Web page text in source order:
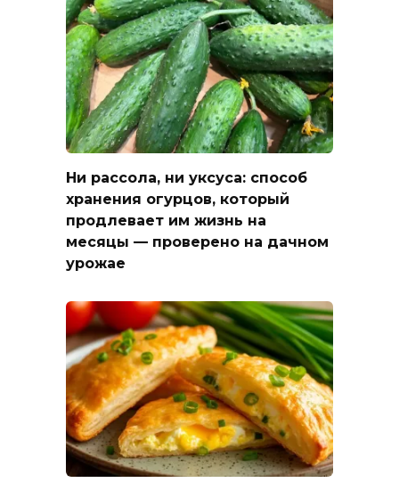
Ни рассола, ни уксуса: способ
хранения огурцов, который
продлевает им жизнь на
месяцы — проверено на дачном
урожае